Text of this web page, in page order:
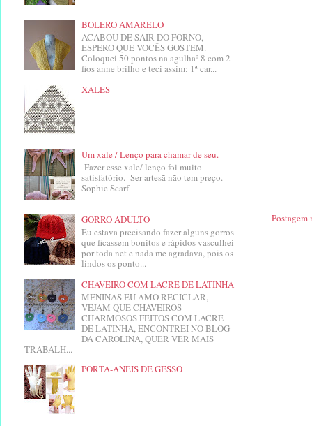
Postagem
BOLERO AMARELO
ACABOU DE SAIR DO FORNO,
ESPERO QUE VOCÊS GOSTEM.
Coloquei 50 pontos na agulhaº 8 com 2
fios anne brilho e teci assim: 1ª car...
XALES
Um xale / Lenço para chamar de seu.
Fazer esse xale/ lenço foi muito
satisfatório. Ser artesã não tem preço.
Sophie Scarf
GORRO ADULTO
Eu estava precisando fazer alguns gorros
que ficassem bonitos e rápidos vasculhei
por toda net e nada me agradava, pois os
lindos os ponto...
CHAVEIRO COM LACRE DE LATINHA
MENINAS EU AMO RECICLAR,
VEJAM QUE CHAVEIROS
CHARMOSOS FEITOS COM LACRE
DE LATINHA, ENCONTREI NO BLOG
DA CAROLINA, QUER VER MAIS
TRABALH...
PORTA-ANÉIS DE GESSO